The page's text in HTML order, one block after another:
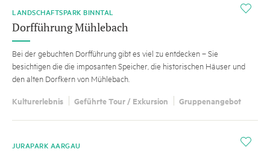
i
LANDSCHAFTSPARK BINNTAL
Dorfführung Mühlebach
Bei der gebuchten Dorfführung gibt es viel zu entdecken – Sie
besichtigen die die imposanten Speicher, die historischen Häuser und
den alten Dorfkern von Mühlebach.
Kulturerlebnis Geführte Tour / Exkursion Gruppenangebot
i
JURAPARK AARGAU